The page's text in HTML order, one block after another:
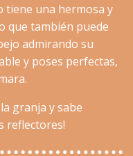
tiene una hermosa y
que también puede
admirando su
y poses perfectas,
granja y sabe
reflectores!